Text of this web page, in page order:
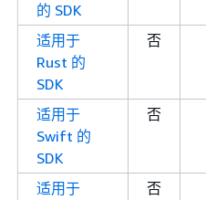
的 SDK
适用于
Rust 的
SDK
否
适用于
Swift 的
SDK
否
适用于
否